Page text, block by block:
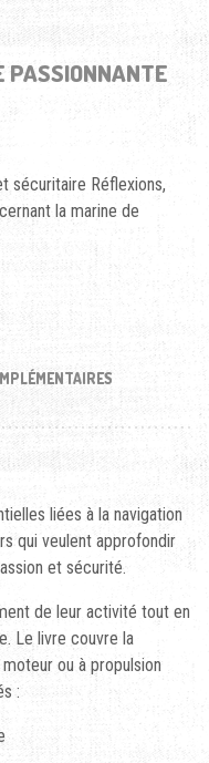
PASSIONNANTE
: $37.95.
est :
sécuritaire Réflexions,
la marine de
liées à la navigation
qui veulent approfondir
et sécurité.
de leur activité tout en
Le livre couvre la
ou à propulsion
: